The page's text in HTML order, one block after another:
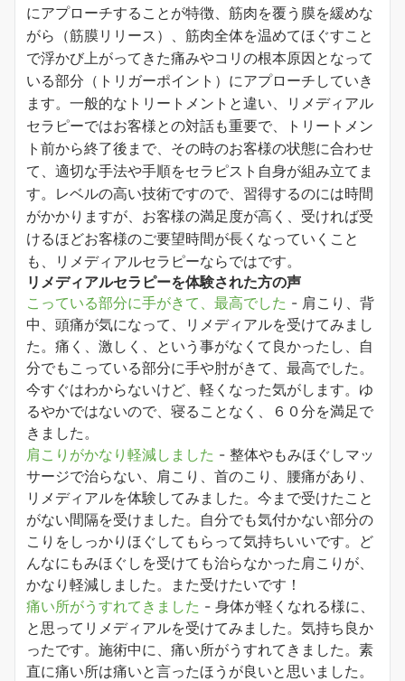
にアプローチすることが特徴、筋肉を覆う膜を緩めな
がら（筋膜リリース）、筋肉全体を温めてほぐすこと
で浮かび上がってきた痛みやコリの根本原因となって
いる部分（トリガーポイント）にアプローチしていき
ます。一般的なトリートメントと違い、リメディアル
セラピーではお客様との対話も重要で、トリートメン
ト前から終了後まで、その時のお客様の状態に合わせ
て、適切な手法や手順をセラピスト自身が組み立てま
す。レベルの高い技術ですので、習得するのには時間
がかかりますが、お客様の満足度が高く、受ければ受
けるほどお客様のご要望時間が長くなっていくこと
も、リメディアルセラピーならではです。
リメディアルセラピーを体験された方の声
こっている部分に手がきて、最高でした - 肩こり、背
中、頭痛が気になって、リメディアルを受けてみまし
た。痛く、激しく、という事がなくて良かったし、自
分でもこっている部分に手や肘がきて、最高でした。
今すぐはわからないけど、軽くなった気がします。ゆ
るやかではないので、寝ることなく、６０分を満足で
きました。
肩こりがかなり軽減しました - 整体やもみほぐしマッ
サージで治らない、肩こり、首のこり、腰痛があり、
リメディアルを体験してみました。今まで受けたこと
がない間隔を受けました。自分でも気付かない部分の
こりをしっかりほぐしてもらって気持ちいいです。ど
んなにもみほぐしを受けても治らなかった肩こりが、
かなり軽減しました。また受けたいです！
痛い所がうすれてきました - 身体が軽くなれる様に、
と思ってリメディアルを受けてみました。気持ち良か
ったです。施術中に、痛い所がうすれてきました。素
直に痛い所は痛いと言ったほうが良いと思いました。